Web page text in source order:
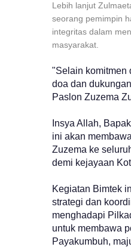
Lebih lanjut
seorang pemimpin
integritas dalam
masyarakat.
"Selain komitmen
doa dan
Paslon Zuzema
Insya Allah,
ini akan
Zuzema ke
demi kejayaan
Kegiatan Bimtek
strategi dan
menghadapi
untuk membawa
Payakumbuh,